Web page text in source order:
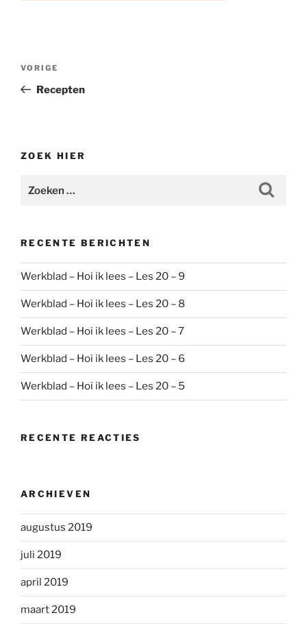
Vorig
bericht
VORIGE
Recepten
ZOEK HIER
naar:
RECENTE BERICHTEN
Werkblad – Hoi ik lees – Les 20 – 9
Werkblad – Hoi ik lees – Les 20 – 8
Werkblad – Hoi ik lees – Les 20 – 7
Werkblad – Hoi ik lees – Les 20 – 6
Werkblad – Hoi ik lees – Les 20 – 5
RECENTE REACTIES
ARCHIEVEN
augustus 2019
juli 2019
april 2019
maart 2019